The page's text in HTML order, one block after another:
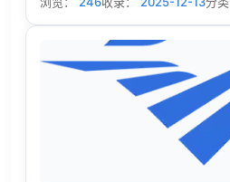
术研究院2014年联合支持成立。